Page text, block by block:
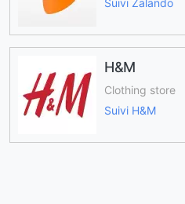
Suivi Zalando
H&M
Clothing store
Suivi H&M